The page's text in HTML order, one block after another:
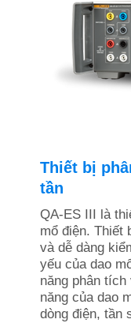
Thiết bị
tần
QA-ES III là
mổ điện. Thiết
và dễ dàng
yếu của dao
năng phân
năng của dao
dòng điện, tần